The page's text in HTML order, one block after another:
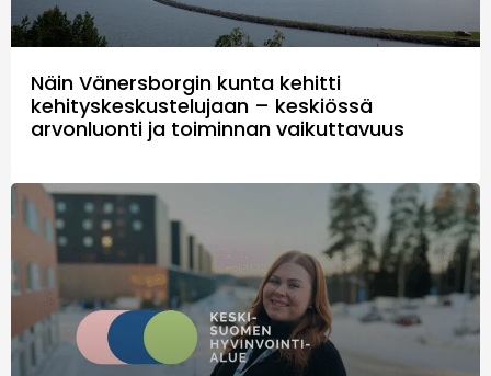
Näin Vänersborgin kunta kehitti
kehityskeskustelujaan – keskiössä
arvonluonti ja toiminnan vaikuttavuus